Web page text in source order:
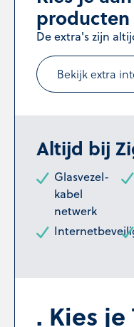
producten
De extra's zijn
Bekijk extra
Altijd bij
Glasvezel-
kabel
netwerk
Kies